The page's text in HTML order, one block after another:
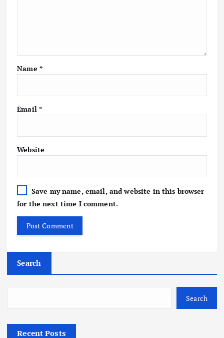
Name *
Email *
Website
Save my name, email, and website in this browser
for the next time I comment.
Search
Search
Recent Posts